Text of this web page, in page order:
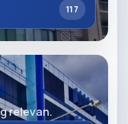
117
relevan.